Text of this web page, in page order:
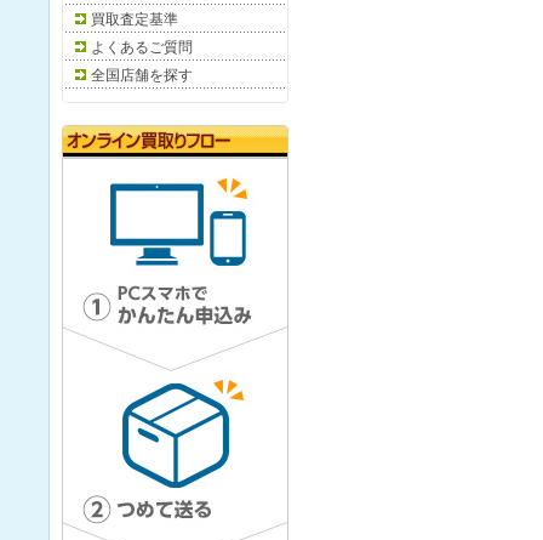
買取査定基準
よくあるご質問
全国店舗を探す